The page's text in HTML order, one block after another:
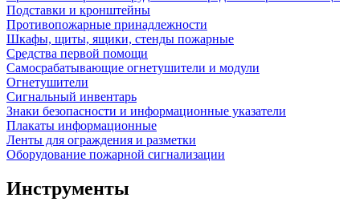
Подставки и кронштейны
Противопожарные принадлежности
Шкафы, щиты, ящики, стенды пожарные
Средства первой помощи
Самосрабатывающие огнетушители и модули
Огнетушители
Сигнальный инвентарь
Знаки безопасности и информационные указатели
Плакаты информационные
Ленты для ограждения и разметки
Оборудование пожарной сигнализации
Инструменты